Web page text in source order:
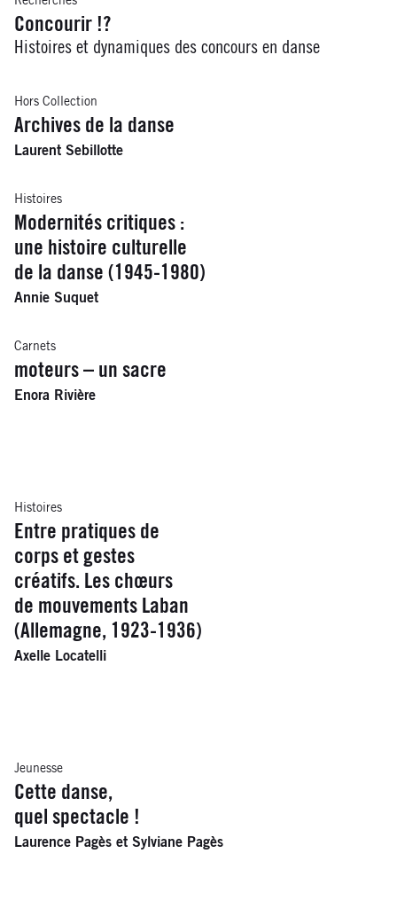
Concourir !?
Histoires et dynamiques des concours en danse
Hors Collection
Archives de la danse
Laurent Sebillotte
Histoires
Modernités critiques :
une histoire culturelle
de la danse (1945-1980)
Annie Suquet
Carnets
moteurs – un sacre
Enora Rivière
Histoires
Entre pratiques de
corps et gestes
créatifs. Les chœurs
de mouvements Laban
(Allemagne, 1923-1936)
Axelle Locatelli
Jeunesse
Cette danse,
quel spectacle !
Laurence Pagès et Sylviane Pagès